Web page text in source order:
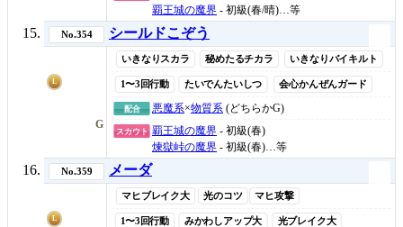
覇王城の魔界 - 初級(春/晴)…等
No.354 シールドこぞう
L
G
いきなりスカラ 秘めたるチカラ いきなりバイキルト
1〜3回行動 たいでんたいしつ 会心かんぜんガード
配合 悪魔系×物質系 (どちらかG)
スカウト 覇王城の魔界 - 初級(春)
煉獄峠の魔界 - 初級(春)…等
No.359 メーダ
L
マヒブレイク大 光のコツ マヒ攻撃
1〜3回行動 みかわしアップ大 光ブレイク大